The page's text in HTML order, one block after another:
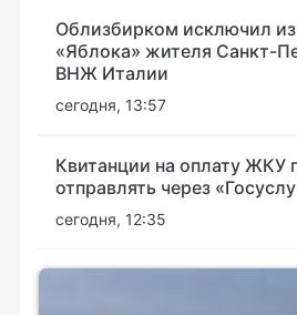
Облизбирком исключил
«Яблока» жителя Санкт-
ВНЖ Италии
сегодня, 13:57
Квитанции на оплату ЖКУ
отправлять через
сегодня, 12:35